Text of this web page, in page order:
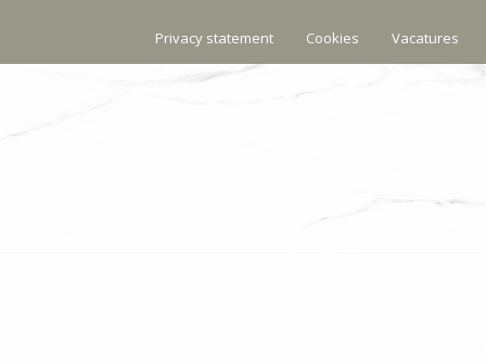
Privacy statement Cookies Vacatures